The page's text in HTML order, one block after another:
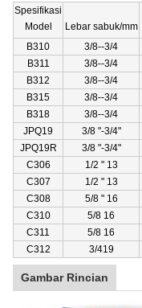
Spesifikasi
Model
Lebar sabuk/mm
B310
3/8--3/4
B311
3/8--3/4
B312
3/8--3/4
B315
3/8--3/4
B318
3/8--3/4
JPQ19
3/8 "-3/4"
JPQ19R
3/8 "-3/4"
C306
1/2 " 13
C307
1/2 " 13
C308
5/8 " 16
C310
5/8 16
C311
5/8 16
C312
3/419
Gambar Rincian